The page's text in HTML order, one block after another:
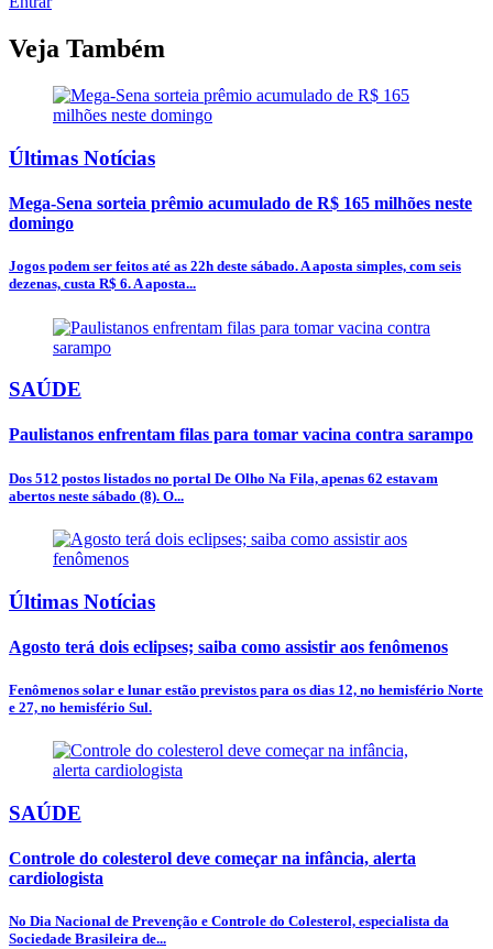
Veja Também
Últimas Notícias
Mega-Sena sorteia prêmio acumulado de R$ 165 milhões neste
domingo
Jogos podem ser feitos até as 22h deste sábado. A aposta simples, com seis
dezenas, custa R$ 6. A aposta...
SAÚDE
Paulistanos enfrentam filas para tomar vacina contra sarampo
Dos 512 postos listados no portal De Olho Na Fila, apenas 62 estavam
abertos neste sábado (8). O...
Últimas Notícias
Agosto terá dois eclipses; saiba como assistir aos fenômenos
Fenômenos solar e lunar estão previstos para os dias 12, no hemisfério Norte
e 27, no hemisfério Sul.
SAÚDE
Controle do colesterol deve começar na infância, alerta
cardiologista
No Dia Nacional de Prevenção e Controle do Colesterol, especialista da
Sociedade Brasileira de...